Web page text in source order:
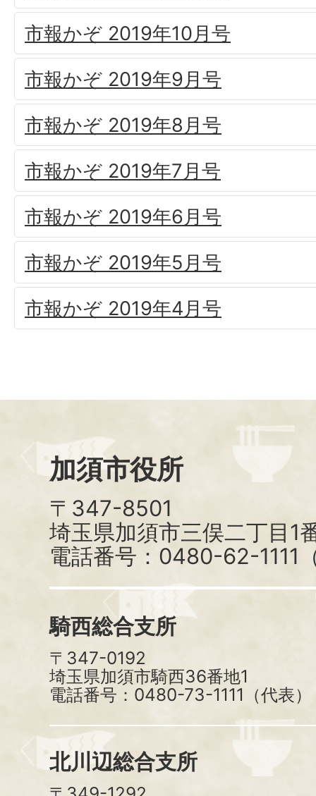
市報かぞ 2019年10月号
市報かぞ 2019年9月号
市報かぞ 2019年8月号
市報かぞ 2019年7月号
市報かぞ 2019年6月号
市報かぞ 2019年5月号
市報かぞ 2019年4月号
加須市役所
〒347-8501
埼玉県加須市三俣二丁目1
電話番号：0480-62-1111
騎西総合支所
〒347-0192
埼玉県加須市騎西36番地1
電話番号：0480-73-1111（代表）
北川辺総合支所